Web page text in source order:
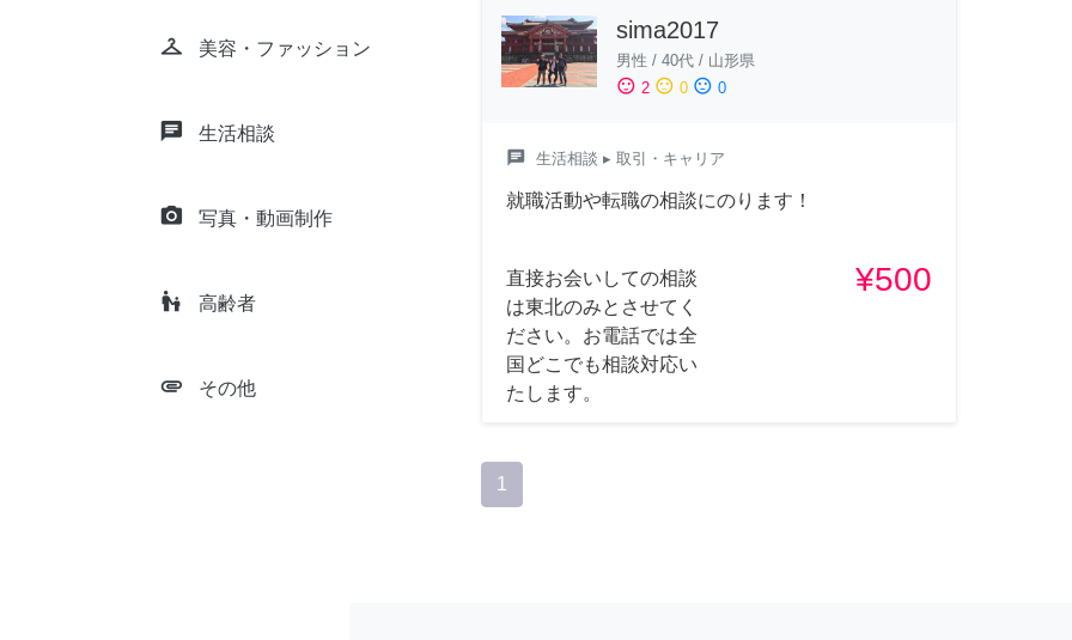
checkroom 美容・ファッション
chat 生活相談
camera_alt 写真・動画制作
escalator_warning 高齢者
attachment その他
sima2017
男性 / 40代 / 山形県
sentiment_satisfied 2 sentiment_neutral 0 sentiment_dissatisfied 0
chat 生活相談 ▸ 取引・キャリア
就職活動や転職の相談にのります！
直接お会いしての相談
は東北のみとさせてく
ださい。お電話では全
国どこでも相談対応い
たします。
¥500
1